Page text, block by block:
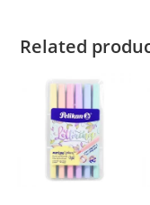
Related